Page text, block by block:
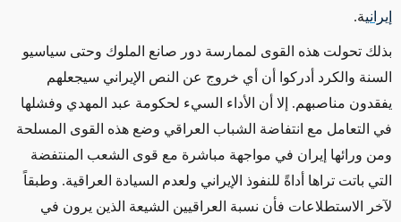
إيرانية.
بذلك تحولت هذه القوى لممارسة دور صانع الملوك وحتى سياسيو
السنة والكرد أدركوا أن أي خروج عن النص الإيراني سيجعلهم
يفقدون مناصبهم. إلا أن الأداء السيء لحكومة عبد المهدي وفشلها
في التعامل مع انتفاضة الشباب العراقي وضع هذه القوى المسلحة
ومن ورائها إيران في مواجهة مباشرة مع قوى الشعب المنتفضة
التي باتت تراها أداةً للنفوذ الإيراني ولعدم السيادة العراقية. وطبقاً
لآخر الاستطلاعات فأن نسبة العراقيين الشيعة الذين يرون في